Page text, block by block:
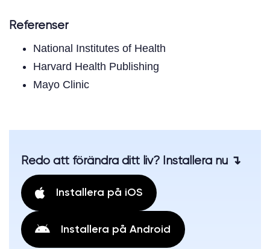
Referenser
National Institutes of Health
Harvard Health Publishing
Mayo Clinic
Redo att förändra ditt liv? Installera nu ↴
Installera på iOS
Installera på Android